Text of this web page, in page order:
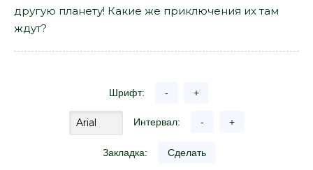
другую планету! Какие же приключения их там
ждут?
Шрифт: - +
Интервал: - +
Закладка: Сделать